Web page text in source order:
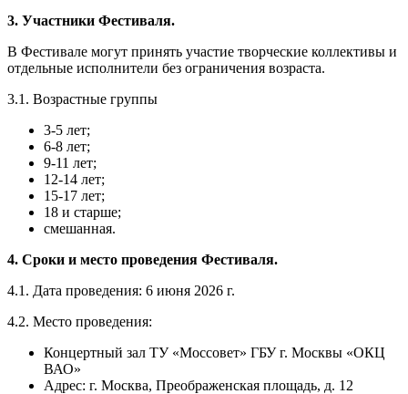
3. Участники Фестиваля.
В Фестивале могут принять участие творческие коллективы и
отдельные исполнители без ограничения возраста.
3.1. Возрастные группы
3-5 лет;
6-8 лет;
9-11 лет;
12-14 лет;
15-17 лет;
18 и старше;
смешанная.
4. Сроки и место проведения Фестиваля.
4.1. Дата проведения: 6 июня 2026 г.
4.2. Место проведения:
Концертный зал ТУ «Моссовет» ГБУ г. Москвы «ОКЦ
ВАО»
Адрес: г. Москва, Преображенская площадь, д. 12